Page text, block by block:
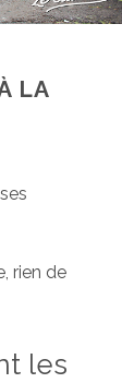
LA
rien de
les